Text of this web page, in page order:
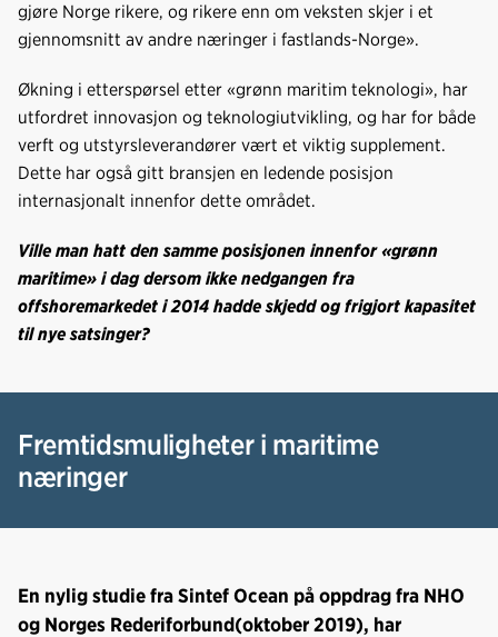
gjøre Norge rikere, og rikere enn om veksten skjer i et
gjennomsnitt av andre næringer i fastlands-Norge».
Økning i etterspørsel etter «grønn maritim teknologi», har
utfordret innovasjon og teknologiutvikling, og har for både
verft og utstyrsleverandører vært et viktig supplement.
Dette har også gitt bransjen en ledende posisjon
internasjonalt innenfor dette området.
Ville man hatt den samme posisjonen innenfor «grønn
maritime» i dag dersom ikke nedgangen fra
offshoremarkedet i 2014 hadde skjedd og frigjort kapasitet
til nye satsinger?
Fremtidsmuligheter i maritime
næringer
En nylig studie fra Sintef Ocean på oppdrag fra NHO
og Norges Rederiforbund(oktober 2019), har